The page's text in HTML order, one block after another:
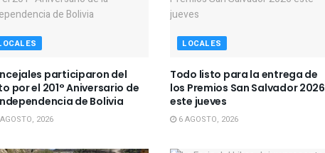
participaron del
por el 201° Aniversario de
de Bolivia
2026
LOCALES
Todo listo para la entrega de
los Premios San Salvador 2026
este jueves
6 AGOSTO, 2026